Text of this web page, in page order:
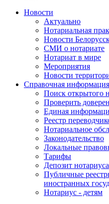
Новости
Актуально
Нотариальная
Новости
СМИ о нотариате
Нотариат в мире
Мероприятия
Новости
Справочная информация
Поиск открытого
Проверить
Единая
Реестр
Нотариальное
Законодательство
Локальные
Тарифы
Депозит нотариуса
Публичные
иностранных
Нотариус - детям